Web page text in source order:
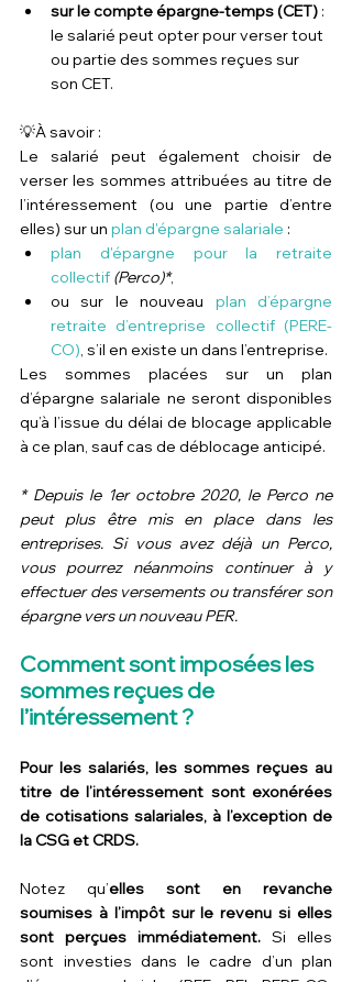
sur le compte épargne-temps (CET) :
le salarié peut opter pour verser tout
ou partie des sommes reçues sur
son CET.
💡À savoir :
Le salarié peut également choisir de
verser les sommes attribuées au titre de
l’intéressement (ou une partie d’entre
elles) sur un plan d'épargne salariale :
plan d'épargne pour la retraite
collectif (Perco)*,
ou sur le nouveau plan d’épargne
retraite d’entreprise collectif (PERE-
CO), s’il en existe un dans l’entreprise.
Les sommes placées sur un plan
d’épargne salariale ne seront disponibles
qu’à l’issue du délai de blocage applicable
à ce plan, sauf cas de déblocage anticipé.
* Depuis le 1er octobre 2020, le Perco ne
peut plus être mis en place dans les
entreprises. Si vous avez déjà un Perco,
vous pourrez néanmoins continuer à y
effectuer des versements ou transférer son
épargne vers un nouveau PER.
Comment sont imposées les
sommes reçues de
l’intéressement ?
Pour les salariés, les sommes reçues au
titre de l’intéressement sont exonérées
de cotisations salariales, à l’exception de
la CSG et CRDS.
Notez qu’elles sont en revanche
soumises à l’impôt sur le revenu si elles
sont perçues immédiatement. Si elles
sont investies dans le cadre d’un plan